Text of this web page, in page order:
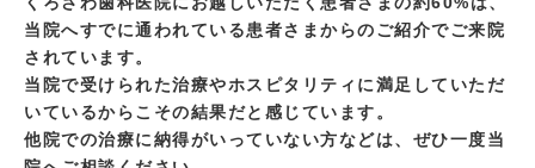
当院へすでに通われている患者さまからのご紹介でご来院
されています。
当院で受けられた治療やホスピタリティに満足していただ
いているからこその結果だと感じています。
他院での治療に納得がいっていない方などは、ぜひ一度当